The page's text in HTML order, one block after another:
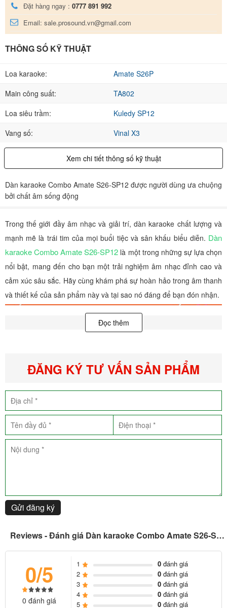
Đặt hàng ngay : 0777 891 992
Email: sale.prosound.vn@gmail.com
THÔNG SỐ KỸ THUẬT
Loa karaoke:
Amate S26P
Main công suất:
TA802
Loa siêu trầm:
Kuledy SP12
Vang số:
Vinal X3
Xem chi tiết thông số kỹ thuật
Dàn karaoke Combo Amate S26-SP12 được người dùng ưa chuộng
bởi chất âm sống động
Trong thế giới đầy âm nhạc và giải trí, dàn karaoke chất lượng và
mạnh mẽ là trái tim của mọi buổi tiệc và sân khấu biểu diễn. Dàn
karaoke Combo Amate S26-SP12 là một trong những sự lựa chọn
nổi bật, mang đến cho bạn một trải nghiệm âm nhạc đỉnh cao và
cảm xúc sâu sắc. Hãy cùng khám phá sự hoàn hảo trong âm thanh
và thiết kế của sản phẩm này và tại sao nó đáng để bạn đón nhận.
Dàn karaoke Combo Amate S26-SP12 là sự kết hợp của các
Loa Amate S26P
Sản phẩm này sử dụng các linh kiện chất lượng cao, từ loa đến bộ
phận bên trong. Điều này đảm bảo rằng loa hoạt động đáng tin cậy
Đọc thêm
ĐĂNG KÝ TƯ VẤN SẢN PHẨM
Gửi đăng ký
Reviews - Đánh giá Dàn karaoke Combo Amate S26-SP12
0/5
0 đánh giá
1 0đánh giá
2
0đánh giá
3
0đánh giá
4
0đánh giá
5
0đánh giá